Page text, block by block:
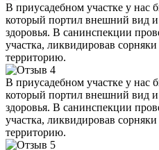
В приусадебном участке у нас
который портил внешний вид и
здоровья. В санинспекции
участка, ликвидировав
территорию.
В приусадебном участке у нас
который портил внешний вид и
здоровья. В санинспекции
участка, ликвидировав
территорию.